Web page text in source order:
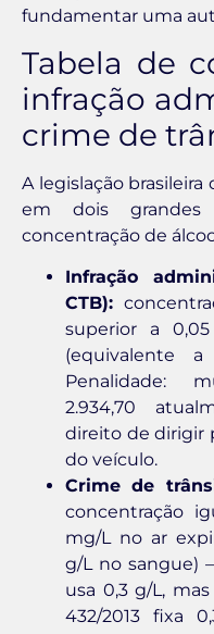
fundamentar uma
Tabela de
infração
crime de
A legislação
em dois grandes
concentração de
Infração
CTB):
superior a
(equivalente
Penalidade:
2.934,70
direito de dirigir
do veículo.
Crime de
concentração
mg/L no ar
g/L no sangue)
usa 0,3 g/L,
432/2013 fixa